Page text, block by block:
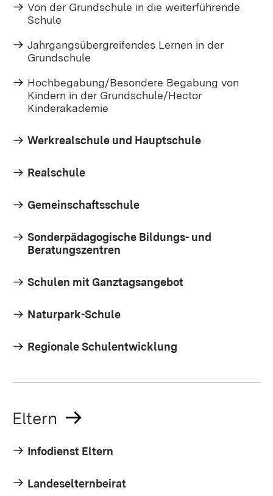
Von der Grundschule in die weiterführende
Schule
Jahrgangsübergreifendes Lernen in der
Grundschule
Hochbegabung/Besondere Begabung von
Kindern in der Grundschule/Hector
Kinderakademie
Werkrealschule und Hauptschule
Realschule
Gemeinschaftsschule
Sonderpädagogische Bildungs- und
Beratungszentren
Schulen mit Ganztagsangebot
Naturpark-Schule
Regionale Schulentwicklung
Eltern
Infodienst Eltern
Landeselternbeirat